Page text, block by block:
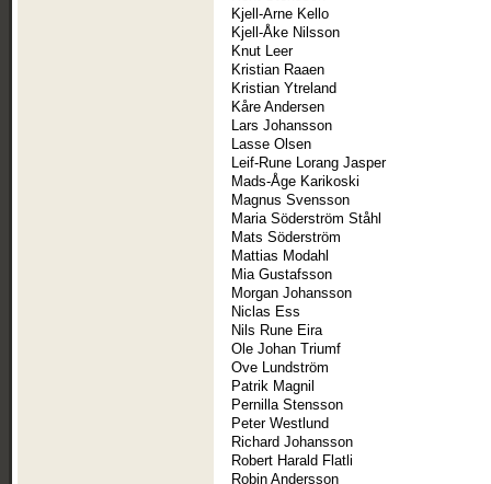
Kjell-Arne Kello
Kjell-Åke Nilsson
Knut Leer
Kristian Raaen
Kristian Ytreland
Kåre Andersen
Lars Johansson
Lasse Olsen
Leif-Rune Lorang Jasper
Mads-Åge Karikoski
Magnus Svensson
Maria Söderström Ståhl
Mats Söderström
Mattias Modahl
Mia Gustafsson
Morgan Johansson
Niclas Ess
Nils Rune Eira
Ole Johan Triumf
Ove Lundström
Patrik Magnil
Pernilla Stensson
Peter Westlund
Richard Johansson
Robert Harald Flatli
Robin Andersson